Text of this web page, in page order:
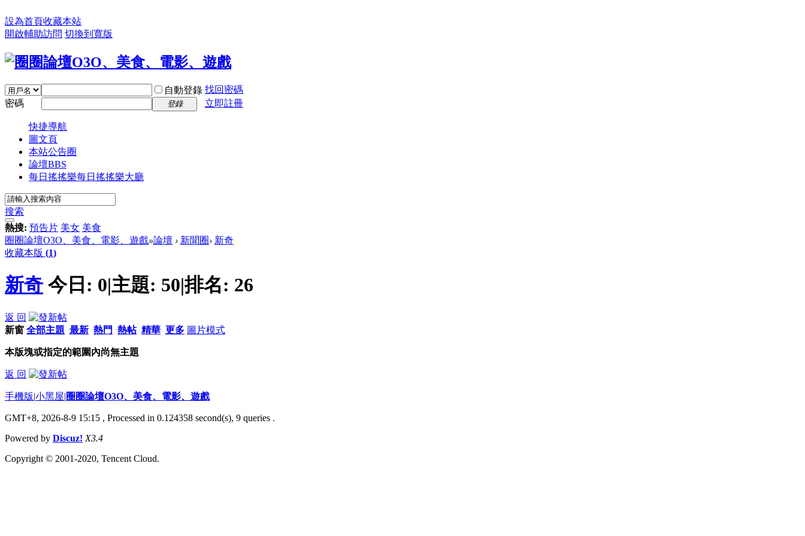
設為首頁收藏本站
開啟輔助訪問 切換到寬版
自動登錄 找回密碼
密碼
登錄 立即註冊
快捷導航
圖文頁
本站公告圈
論壇BBS
每日搖搖樂每日搖搖樂大廳
搜索
熱搜: 預告片 美女 美食
圈圈論壇O3O、美食、電影、遊戲»論壇 › 新聞圈› 新奇
收藏本版 (1)
新奇 今日: 0|主題: 50|排名: 26
返 回
新窗 全部主題 最新 熱門 熱帖 精華 更多 圖片模式
本版塊或指定的範圍內尚無主題
返 回
手機版|小黑屋|圈圈論壇O3O、美食、電影、遊戲
GMT+8, 2026-8-9 15:15 , Processed in 0.124358 second(s), 9 queries .
Powered by Discuz! X3.4
Copyright © 2001-2020, Tencent Cloud.